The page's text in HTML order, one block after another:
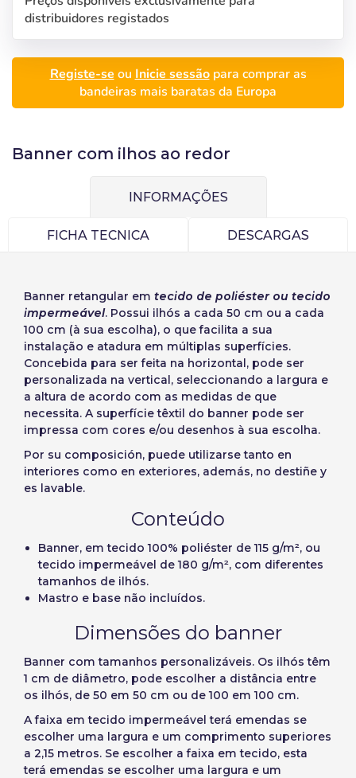
Criar conta
língua
Español
English
Deutsch
Italiano
Sverige
Denmark
distribuidores registados
Registe-se ou Inicie sessãopara comprar as
bandeiras mais baratas da Europa
Banner com ilhos ao redor
INFORMAÇÕES
FICHA TECNICA DESCARGAS
Banner retangular em tecido de poliéster ou tecido
impermeável. Possui ilhós a cada 50 cm ou a cada
100 cm (à sua escolha), o que facilita a sua
instalação e atadura em múltiplas superfícies.
Concebida para ser feita na horizontal, pode ser
personalizada na vertical, seleccionando a largura e
a altura de acordo com as medidas de que
necessita. A superfície têxtil do banner pode ser
impressa com cores e/ou desenhos à sua escolha.
Por su composición, puede utilizarse tanto en
interiores como en exteriores, además, no destiñe y
es lavable.
Conteúdo
Banner, em tecido 100% poliéster de 115 g/m², ou
tecido impermeável de 180 g/m², com diferentes
tamanhos de ilhós.
Mastro e base não incluídos.
Dimensões do banner
Banner comtamanhos personalizáveis. Os ilhós têm
1 cm de diâmetro, pode escolher a distância entre
os ilhós, de 50 em 50 cm ou de 100 em 100 cm.
A faixa em tecido impermeável terá emendas se
escolher uma largura e um comprimento superiores
a 2,15 metros. Se escolher a faixa em tecido, esta
terá emendas se escolher uma largura e um
Precios por unidad
Unidades
Preço unitário
Añadiendo producto al carrito
Seleccionar número
de elementos a